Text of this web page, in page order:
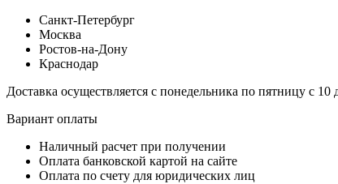
Санкт-Петербург
Москва
Ростов-на-Дону
Краснодар
Доставка осуществляется с понедельника по пятницу с 10
Вариант оплаты
Наличный расчет при получении
Оплата банковской картой на сайте
Оплата по счету для юридических лиц